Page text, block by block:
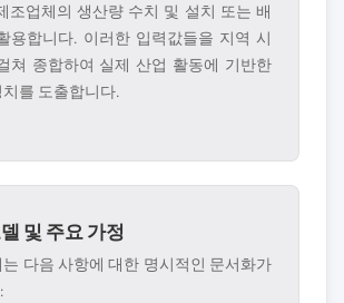
조업체의 생산량 수치 및 설치 또는 배
용합니다. 이러한 입력값들을 지역 시
쳐 종합하여 실제 산업 활동에 기반한
를 도출합니다.
및 주요 가정
다음 사항에 대한 명시적인 문서화가